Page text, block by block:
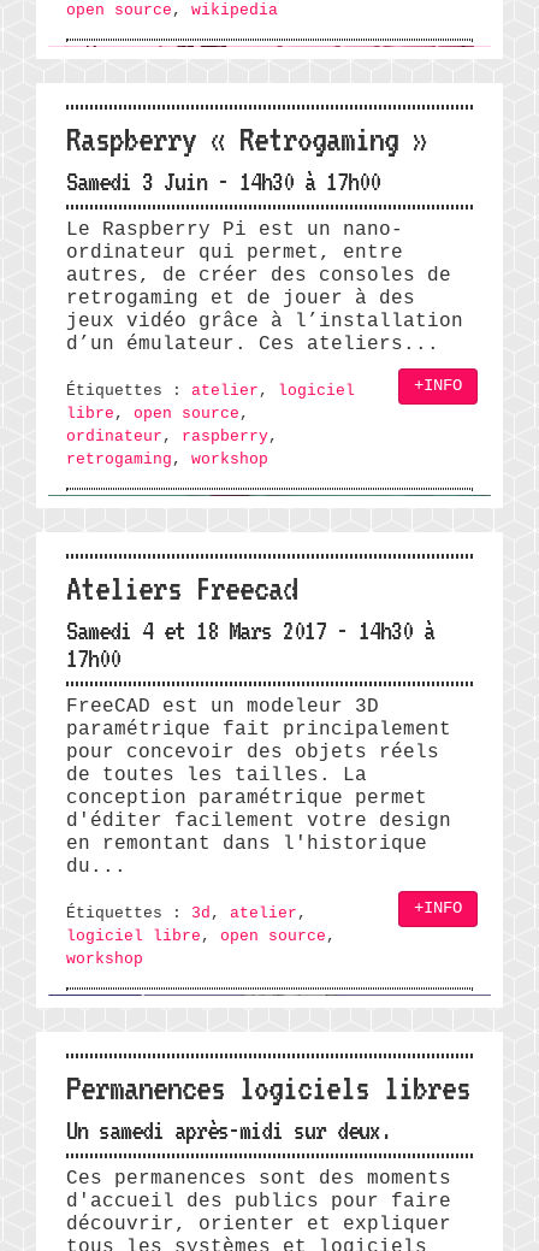
open source , wikipedia
Raspberry « Retrogaming »
Samedi 3 Juin - 14h30 à 17h00
Le Raspberry Pi est un nano-
ordinateur qui permet, entre
autres, de créer des consoles de
retrogaming et de jouer à des
jeux vidéo grâce à l’installation
d’un émulateur. Ces ateliers...
Étiquettes : atelier , logiciel
libre , open source ,
ordinateur , raspberry,
retrogaming , workshop
+INFO
Ateliers Freecad
Samedi 4 et 18 Mars 2017 - 14h30 à
17h00
FreeCAD est un modeleur 3D
paramétrique fait principalement
pour concevoir des objets réels
de toutes les tailles. La
conception paramétrique permet
d'éditer facilement votre design
en remontant dans l'historique
du...
Étiquettes : 3d , atelier ,
logiciel libre , open source ,
workshop
+INFO
Permanences logiciels libres
Un samedi après-midi sur deux.
Ces permanences sont des moments
d'accueil des publics pour faire
découvrir, orienter et expliquer